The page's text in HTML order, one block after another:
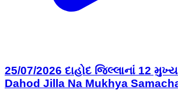
25/07/2026 દાહોદ જિલ્લાનાં 12
Dahod Jilla Na Mukhya